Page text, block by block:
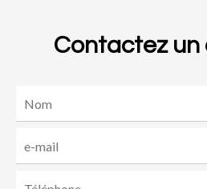
Contactez un